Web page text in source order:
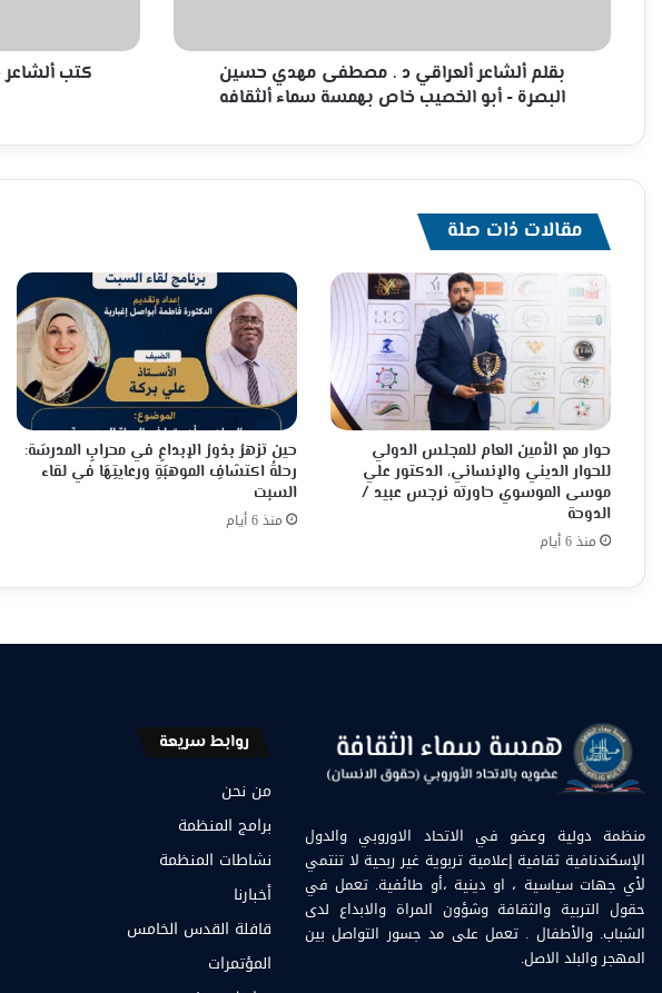
البصرة
خاص
سماء
ألثقافه
بقلم ألشاعر ألعراقي د . مصطفى مهدي حسين
البصرة - أبو الخصيب خاص بهمسة سماء ألثقافه
كتب
مقالات ذات صلة
حوار مع الأمين العام للمجلس الدولي
للحوار الديني والإنساني، الدكتور علي
موسى الموسوي حاورته نرجس عبيد /
الدوحة
منذ 6 أيام
حين تزهرُ بذورُ الإبداعِ في محرابِ المدرسَة:
رحلةُ اكتشافِ الموهبَةِ ورعايتِهَا في لقاء
السبت
منذ 6 أيام
منظمة دولية وعضو في الاتحاد الاوروبي والدول
الإسكندنافية ثقافية إعلامية تربوية غير ربحية لا تنتمي
لأي جهات سياسية ، او دينية ،أو طائفية. تعمل في
حقول التربية والثقافة وشؤون المراة والابداع لدى
الشباب. والأطفال . تعمل على مد جسور التواصل بين
المهجر والبلد الاصل.
روابط سريعة
من نحن
برامج المنظمة
نشاطات المنظمة
أخبارنا
قافلة القدس الخامس
المؤتمرات